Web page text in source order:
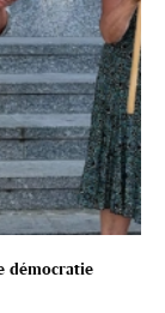
démocratie